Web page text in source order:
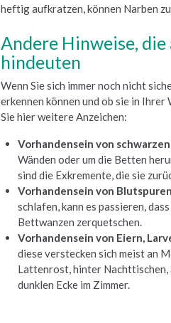
heftig aufkratzen, können Narben
Andere Hinweise,
hindeuten
Wenn Sie sich immer noch nicht
erkennen können und ob sie in
Sie hier weitere Anzeichen:
Vorhandensein von
Wänden oder um die Betten
sind die Exkremente, die sie
Vorhandensein von
schlafen, kann es passieren,
Bettwanzen zerquetschen.
Vorhandensein von Eiern,
diese verstecken sich meist an
Lattenrost, hinter
dunklen Ecke im Zimmer.